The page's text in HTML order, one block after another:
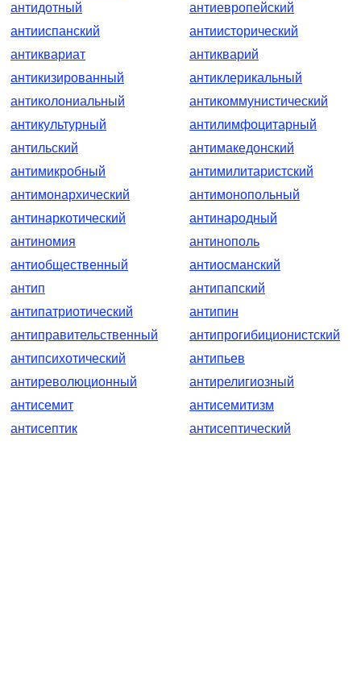
антидотный
антиевропейский
антииспанский
антиисторический
антиквариат
антикварий
антикизированный
антиклерикальный
антиколониальный
антикоммунистический
антикультурный
антилимфоцитарный
антильский
антимакедонский
антимикробный
антимилитаристский
антимонархический
антимонопольный
антинаркотический
антинародный
антиномия
антинополь
антиобщественный
антиосманский
антип
антипапский
антипатриотический
антипин
антиправительственный
антипрогибиционистский
антипсихотический
антипьев
антиреволюционный
антирелигиозный
антисемит
антисемитизм
антисептик
антисептический